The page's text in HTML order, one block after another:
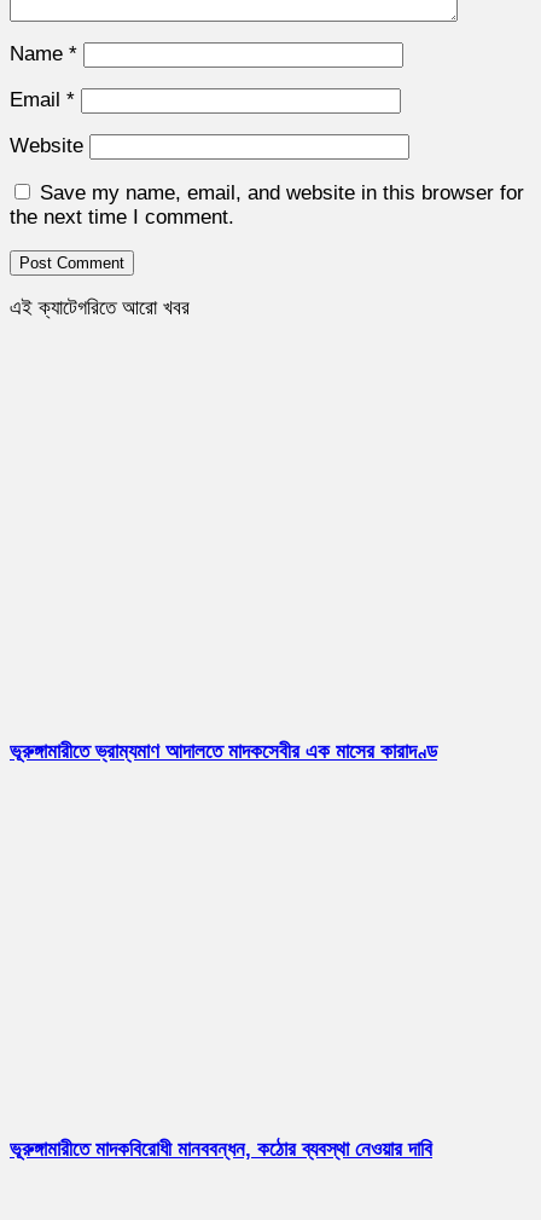
Name *
Email *
Website
Save my name, email, and website in this browser for
the next time I comment.
এই ক্যাটেগরিতে আরো খবর
ভূরুঙ্গামারীতে ভ্রাম্যমাণ আদালতে মাদকসেবীর এক মাসের কারাদণ্ড
ভূরুঙ্গামারীতে মাদকবিরোধী মানববন্ধন, কঠোর ব্যবস্থা নেওয়ার দাবি